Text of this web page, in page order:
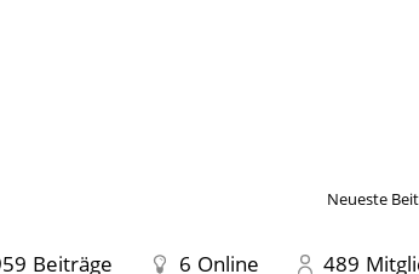
Neueste
Beiträge 6 Online 489